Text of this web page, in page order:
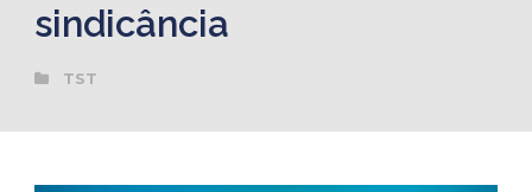
sindicância
TST